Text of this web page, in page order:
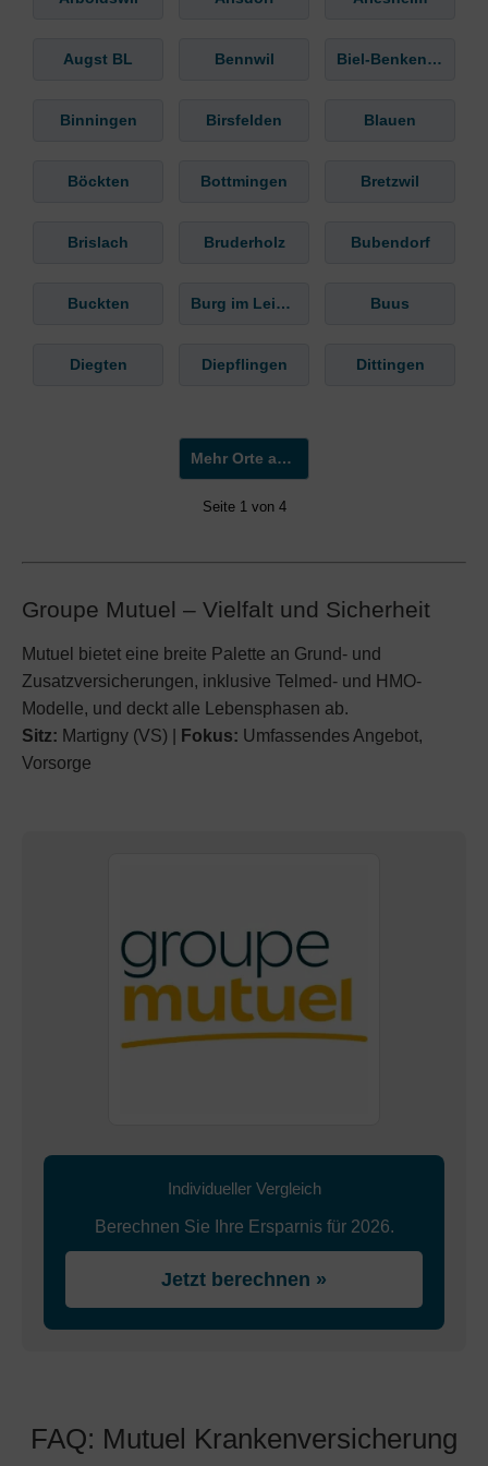
Augst BL Bennwil Biel-Benken BL
Binningen Birsfelden Blauen
Böckten Bottmingen Bretzwil
Brislach Bruderholz Bubendorf
Buckten Burg im Leimental Buus
Diegten Diepflingen Dittingen
Mehr Orte anzeigen »
Seite 1 von 4
Groupe Mutuel – Vielfalt und Sicherheit
Mutuel bietet eine breite Palette an Grund- und
Zusatzversicherungen, inklusive Telmed- und HMO-
Modelle, und deckt alle Lebensphasen ab.
Sitz: Martigny (VS) | Fokus: Umfassendes Angebot,
Vorsorge
Individueller Vergleich
Berechnen Sie Ihre Ersparnis für 2026.
Jetzt berechnen »
FAQ: Mutuel Krankenversicherung